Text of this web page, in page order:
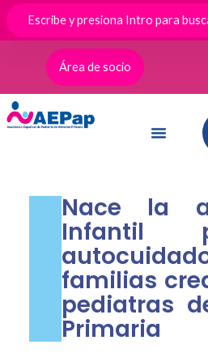
contenido
Área de socio
Nace la
Infantil
familias
pediatras
Primaria